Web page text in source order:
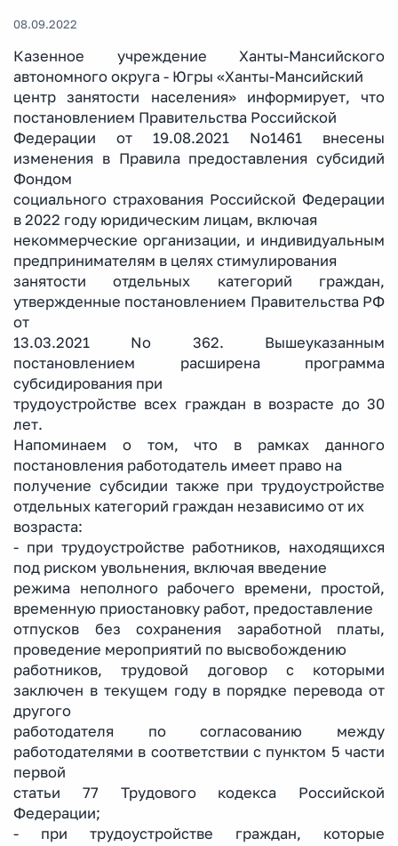
08.09.2022
Казенное учреждение Ханты-Мансийского
автономного округа - Югры «Ханты-Мансийский
центр занятости населения» информирует, что
постановлением Правительства Российской
Федерации от 19.08.2021 No1461 внесены
изменения в Правила предоставления субсидий
Фондом
социального страхования Российской Федерации
в 2022 году юридическим лицам, включая
некоммерческие организации, и индивидуальным
предпринимателям в целях стимулирования
занятости отдельных категорий граждан,
утвержденные постановлением Правительства РФ
от
13.03.2021 No 362. Вышеуказанным
постановлением расширена программа
субсидирования при
трудоустройстве всех граждан в возрасте до 30
лет.
Напоминаем о том, что в рамках данного
постановления работодатель имеет право на
получение субсидии также при трудоустройстве
отдельных категорий граждан независимо от их
возраста:
- при трудоустройстве работников, находящихся
под риском увольнения, включая введение
режима неполного рабочего времени, простой,
временную приостановку работ, предоставление
отпусков без сохранения заработной платы,
проведение мероприятий по высвобождению
работников, трудовой договор с которыми
заключен в текущем году в порядке перевода от
другого
работодателя по согласованию между
работодателями в соответствии с пунктом 5 части
первой
статьи 77 Трудового кодекса Российской
Федерации;
- при трудоустройстве граждан, которые